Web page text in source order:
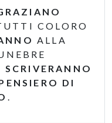
COLORO
ALLA
SCRIVERANNO
DI
.